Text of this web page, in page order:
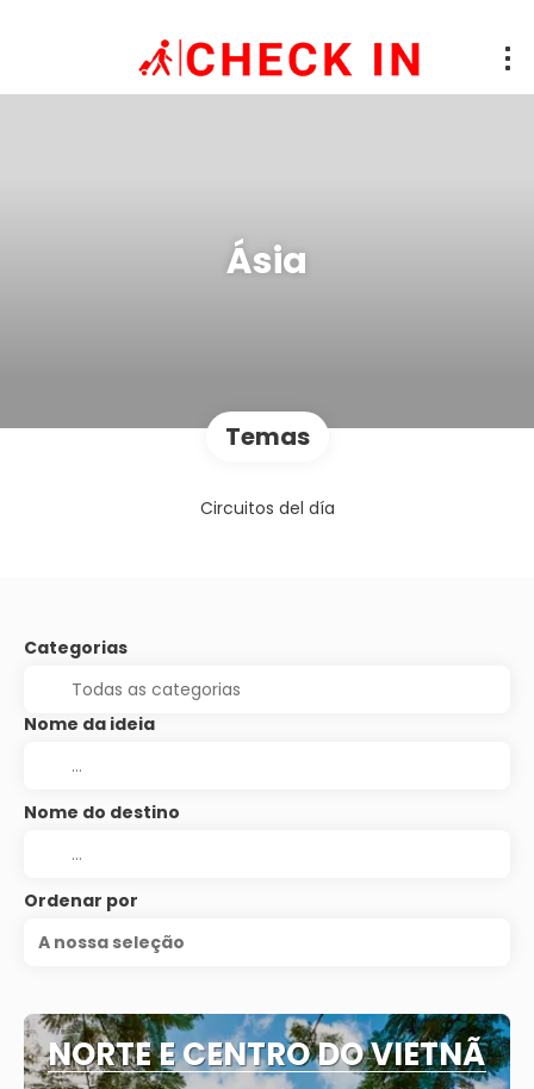
Ásia
Temas
Circuitos del día
Categorias
Nome da ideia
Nome do destino
Ordenar por
A nossa seleção
NORTE E CENTRO DO VIETNÃ